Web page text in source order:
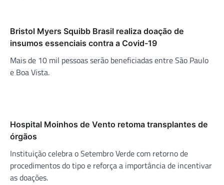
Bristol Myers Squibb Brasil realiza doação de
insumos essenciais contra a Covid-19
Mais de 10 mil pessoas serão beneficiadas entre São Paulo
e Boa Vista.
Hospital Moinhos de Vento retoma transplantes de
órgãos
Instituição celebra o Setembro Verde com retorno de
procedimentos do tipo e reforça a importância de incentivar
as doações.